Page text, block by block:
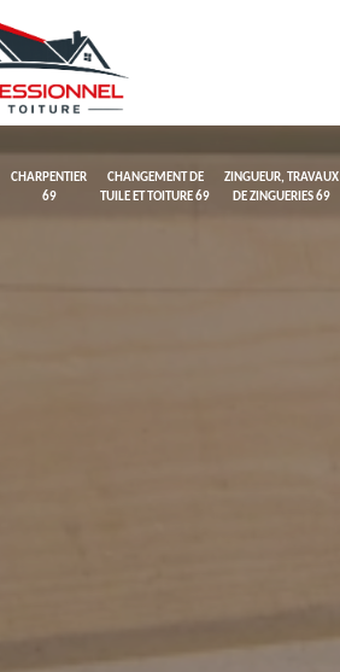
CHARPENTIER
69
CHANGEMENT DE
TUILE ET TOITURE 69
ZINGUEUR, TRAVAUX
DE ZINGUERIES 69